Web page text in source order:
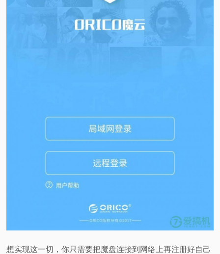
想实现这一切，你只需要把魔盘连接到网络上再注册好自己